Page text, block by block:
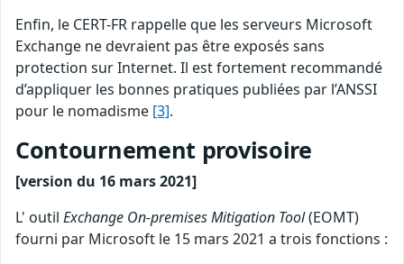
Enfin, le CERT-FR rappelle que les serveurs Microsoft
Exchange ne devraient pas être exposés sans
protection sur Internet. Il est fortement recommandé
d’appliquer les bonnes pratiques publiées par l’ANSSI
pour le nomadisme [3].
Contournement provisoire
[version du 16 mars 2021]
L' outil Exchange On-premises Mitigation Tool(EOMT)
fourni par Microsoft le 15 mars 2021 a trois fonctions :